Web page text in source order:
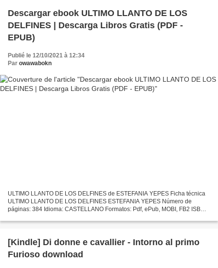
Descargar ebook ULTIMO LLANTO DE LOS
DELFINES | Descarga Libros Gratis (PDF -
EPUB)
Publié le 12/10/2021 à 12:34
Par owawabokn
ULTIMO LLANTO DE LOS DELFINES de ESTEFANIA YEPES Ficha técnica
ULTIMO LLANTO DE LOS DELFINES ESTEFANIA YEPES Número de
páginas: 384 Idioma: CASTELLANO Formatos: Pdf, ePub, MOBI, FB2 ISBN:
[Kindle] Di donne e cavallier - Intorno al primo
Furioso download